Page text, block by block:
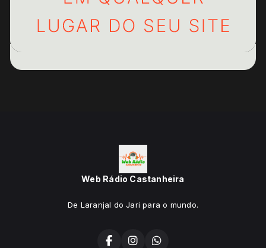
Web Rádio Castanheira
De Laranjal do Jari para o mundo.